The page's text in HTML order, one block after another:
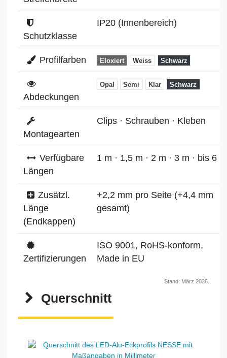
Schutzklasse
IP20 (Innenbereich)
Profilfarben Eloxiert Weiss Schwarz
Abdeckungen
Opal Semi Klar Schwarz
Montagearten
Clips · Schrauben · Kleben
Verfügbare
Längen
1 m · 1,5 m · 2 m · 3 m · bis 6 m
Zusätzl.
Länge
(Endkappen)
+2,2 mm pro Seite (+4,4 mm
gesamt)
Zertifizierungen
ISO 9001, RoHS-konform,
Made in EU
Stand: März 2026.
Querschnitt